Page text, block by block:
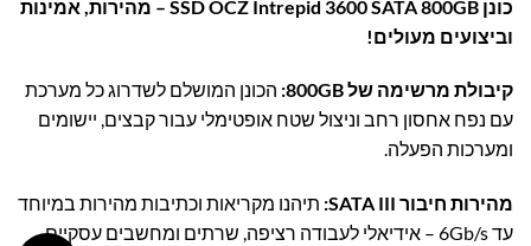
כונן SSD OCZ Intrepid 3600 SATA 800GB – מהירות, אמינות
וביצועים מעולים!
קיבולת מרשימה של 800GB:
הכונן המושלם לשדרוג כל מערכת
עם נפח אחסון רחב וניצול שטח אופטימלי עבור קבצים, יישומים
ומערכות הפעלה.
מהירות חיבור SATA III:
תיהנו מקריאות וכתיבות מהירות במיוחד
עד 6Gb/s – אידיאלי לעבודה רציפה, שרתים ומחשבים עסקיים.